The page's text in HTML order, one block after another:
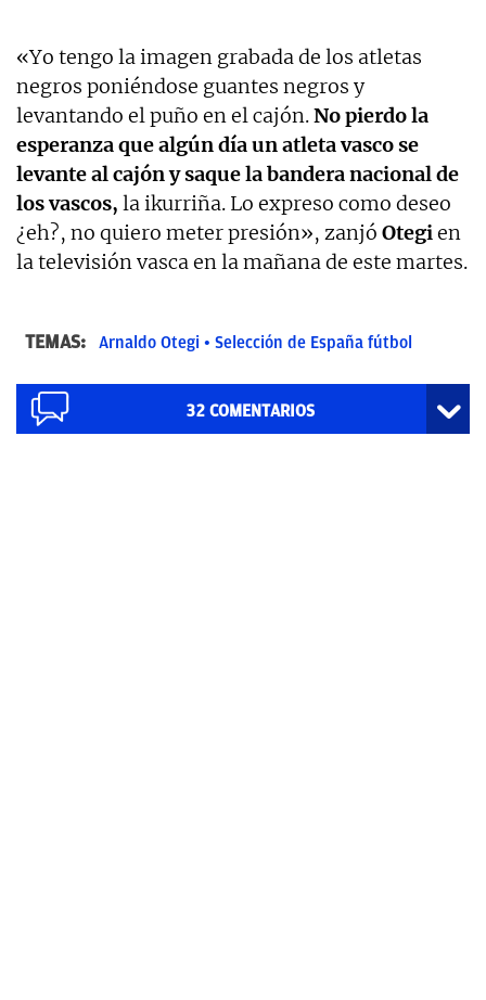
«Yo tengo la imagen grabada de los atletas
negros poniéndose guantes negros y
levantando el puño en el cajón.No pierdo la
esperanza que algún día un atleta vasco se
levante al cajón y saque la bandera nacional de
los vascos, la ikurriña. Lo expreso como deseo
¿eh?, no quiero meter presión», zanjó Otegien
la televisión vasca en la mañana de este martes.
TEMAS: Arnaldo Otegi Selección de España fútbol
32 COMENTARIOS